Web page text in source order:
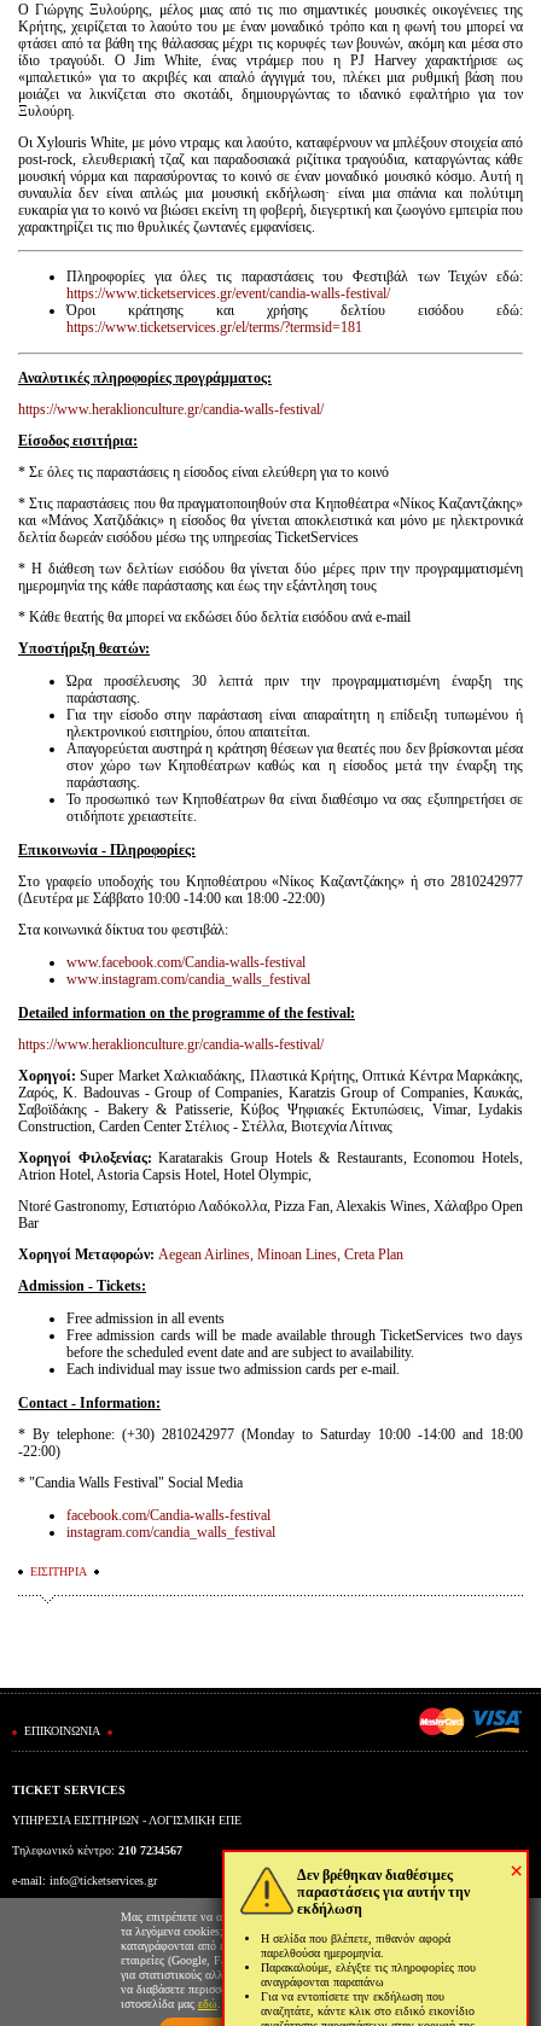
×
Δεν βρέθηκαν διαθέσιμες
παραστάσεις για αυτήν την
εκδήλωση
Η σελίδα που βλέπετε, πιθανόν αφορά
παρελθούσα ημερομηνία.
Παρακαλούμε, ελέγξτε τις πληροφορίες που
αναγράφονται παραπάνω
Για να εντοπίσετε την εκδήλωση που
αναζητάτε, κάντε κλικ στο ειδικό εικονίδιο
Ο Γιώργης Ξυλούρης, μέλος μιας από τις πιο σημαντικές μουσικές οικογένειες της
Κρήτης, χειρίζεται το λαούτο του με έναν μοναδικό τρόπο και η φωνή του μπορεί να
φτάσει από τα βάθη της θάλασσας μέχρι τις κορυφές των βουνών, ακόμη και μέσα στο
ίδιο τραγούδι. Ο Jim White, ένας ντράμερ που η PJ Harvey χαρακτήρισε ως
«μπαλετικό» για το ακριβές και απαλό άγγιγμά του, πλέκει μια ρυθμική βάση που
μοιάζει να λικνίζεται στο σκοτάδι, δημιουργώντας το ιδανικό εφαλτήριο για τον
Ξυλούρη.
Οι Xylouris White, με μόνο ντραμς και λαούτο, καταφέρνουν να μπλέξουν στοιχεία από
post-rock, ελευθεριακή τζαζ και παραδοσιακά ριζίτικα τραγούδια, καταργώντας κάθε
μουσική νόρμα και παρασύροντας το κοινό σε έναν μοναδικό μουσικό κόσμο. Αυτή η
συναυλία δεν είναι απλώς μια μουσική εκδήλωση· είναι μια σπάνια και πολύτιμη
ευκαιρία για το κοινό να βιώσει εκείνη τη φοβερή, διεγερτική και ζωογόνο εμπειρία που
χαρακτηρίζει τις πιο θρυλικές ζωντανές εμφανίσεις.
Πληροφορίες για όλες τις παραστάσεις του Φεστιβάλ των Τειχών εδώ:
https://www.ticketservices.gr/event/candia-walls-festival/
Όροι κράτησης και χρήσης δελτίου εισόδου εδώ:
https://www.ticketservices.gr/el/terms/?termsid=181
Αναλυτικές πληροφορίες προγράμματος:
https://www.heraklionculture.gr/candia-walls-festival/
Είσοδος εισιτήρια:
* Σε όλες τις παραστάσεις η είσοδος είναι ελεύθερη για το κοινό
* Στις παραστάσεις που θα πραγματοποιηθούν στα Κηποθέατρα «Νίκος Καζαντζάκης»
και «Μάνος Χατζιδάκις» η είσοδος θα γίνεται αποκλειστικά και μόνο με ηλεκτρονικά
δελτία δωρεάν εισόδου μέσω της υπηρεσίας TicketServices
* Η διάθεση των δελτίων εισόδου θα γίνεται δύο μέρες πριν την προγραμματισμένη
ημερομηνία της κάθε παράστασης και έως την εξάντληση τους
* Κάθε θεατής θα μπορεί να εκδώσει δύο δελτία εισόδου ανά e-mail
Υποστήριξη θεατών:
Ώρα προσέλευσης 30 λεπτά πριν την προγραμματισμένη έναρξη της
παράστασης.
Για την είσοδο στην παράσταση είναι απαραίτητη η επίδειξη τυπωμένου ή
ηλεκτρονικού εισιτηρίου, όπου απαιτείται.
Απαγορεύεται αυστηρά η κράτηση θέσεων για θεατές που δεν βρίσκονται μέσα
στον χώρο των Κηποθέατρων καθώς και η είσοδος μετά την έναρξη της
παράστασης.
Το προσωπικό των Κηποθέατρων θα είναι διαθέσιμο να σας εξυπηρετήσει σε
οτιδήποτε χρειαστείτε.
Επικοινωνία - Πληροφορίες:
Στο γραφείο υποδοχής του Κηποθέατρου «Νίκος Καζαντζάκης» ή στο 2810242977
(Δευτέρα με Σάββατο 10:00 -14:00 και 18:00 -22:00)
Στα κοινωνικά δίκτυα του φεστιβάλ:
www.facebook.com/Candia-walls-festival
www.instagram.com/candia_walls_festival
Detailed information on the programme of the festival:
https://www.heraklionculture.gr/candia-walls-festival/
Χορηγοί:Super Market Χαλκιαδάκης, Πλαστικά Κρήτης, Οπτικά Κέντρα Μαρκάκης,
Ζαρός, K. Badouvas - Group of Companies, Karatzis Group of Companies, Καυκάς,
Σαβοϊδάκης - Bakery & Patisserie, Κύβος Ψηφιακές Εκτυπώσεις, Vimar, Lydakis
Construction, Carden Center Στέλιος - Στέλλα, Βιοτεχνία Λίτινας
Χορηγοί Φιλοξενίας:Karatarakis Group Hotels & Restaurants, Economou Hotels,
Atrion Hotel, Astoria Capsis Hotel, Hotel Olympic,
Ntoré Gastronomy, Εστιατόριο Λαδόκολλα, Pizza Fan, Alexakis Wines, Χάλαβρο Open
Bar
Χορηγοί Μεταφορών: Aegean Airlines, Minoan Lines, Creta Plan
Admission - Tickets:
Free admission in all events
Free admission cards will be made available through TicketServices two days
before the scheduled event date and are subject to availability.
Each individual may issue two admission cards per e-mail.
Contact - Information:
* By telephone: (+30) 2810242977 (Monday to Saturday 10:00 -14:00 and 18:00
-22:00)
* "Candia Walls Festival" Social Media
facebook.com/Candia-walls-festival
instagram.com/candia_walls_festival
ΕΙΣΙΤΗΡΙΑ
ΕΠΙΚΟΙΝΩΝΙΑ
TICKET SERVICES
ΥΠΗΡΕΣΙΑ ΕΙΣΙΤΗΡΙΩΝ - ΛΟΓΙΣΜΙΚΗ ΕΠΕ
Τηλεφωνικό κέντρο: 210 7234567
e-mail: info@ticketservices.gr
Εκδοτήριο: Πανεπιστημίου 39 (Στοά Πεσμαζόγλου), Αθήνα
Ώρες λειτουργίας εκδοτηρίου: Δευ-Παρ: 9πμ-5μμ
Μας επιτρέπετε να αποθηκεύουμε στον φυλλομετρητή σας
τα λεγόμενα cookies; Με αυτόν τον τρόπο θα
καταγράφονται από εμάς και τρίτες συνεργαζόμενες
εταιρείες (Google, Facebook κτλ) στοιχεία επισκεψιμότητας
για στατιστικούς αλλά και διαφημιστικούς λόγους. Μπορείτε
να διαβάσετε περισσότερα για την χρήση cookies από την
ιστοσελίδα μας εδώ